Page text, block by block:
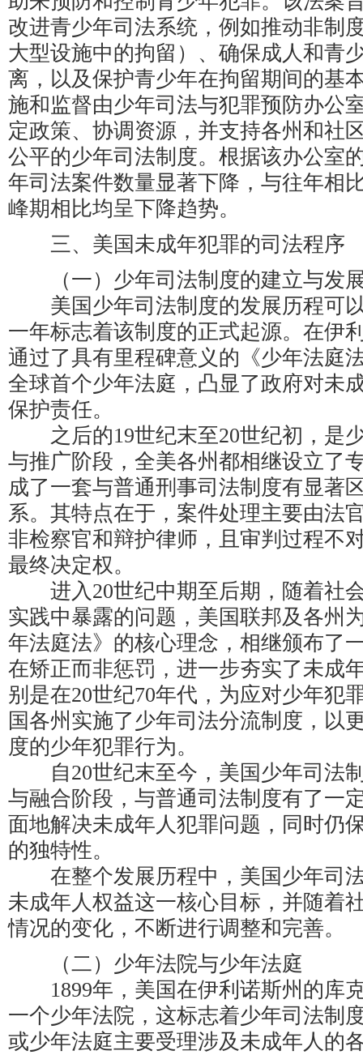
改进青少年司法系统，例如推动非制
大型设施中的拘留）、确保成人和青
离，以及保护青少年在拘留期间的基
施和监督由少年司法与犯罪预防办公
定政策、协调资源，并支持各州和社
公平的少年司法制度。根据该办公室
年司法案件数量显著下降，与往年相
峰期相比均呈下降趋势。
三、美国未成年犯罪的司法程序
（一）少年司法制度的建立与发
美国少年司法制度的发展历程可以
一年标志着该制度的正式起源。在伊
通过了具有里程碑意义的《少年法庭
全球首个少年法庭，凸显了政府对未
保护责任。
之后的19世纪末至20世纪初，是
与推广阶段，全美各州都相继设立了
成了一套与普通刑事司法制度有显著
系。其特点在于，案件处理主要由法
非检察官和辩护律师，且审判过程不
最终决定权。
进入20世纪中期至后期，随着社
实践中暴露的问题，美国联邦及各州
年法庭法》的核心理念，相继颁布了
在矫正而非惩罚，进一步夯实了未成
别是在20世纪70年代，为应对少年犯
国各州实施了少年司法分流制度，以
度的少年犯罪行为。
自20世纪末至今，美国少年司法
与融合阶段，与普通司法制度有了一
面地解决未成年人犯罪问题，同时仍
的独特性。
在整个发展历程中，美国少年司
未成年人权益这一核心目标，并随着
情况的变化，不断进行调整和完善。
（二）少年法院与少年法庭
1899年，美国在伊利诺斯州的库
一个少年法院，这标志着少年司法制
或少年法庭主要受理涉及未成年人的